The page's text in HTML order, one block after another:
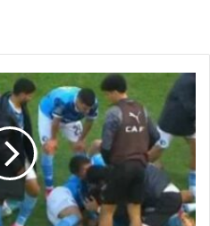
بيراميدز
يقنص
الفرصة
الثمينة
بنقطة
غالية